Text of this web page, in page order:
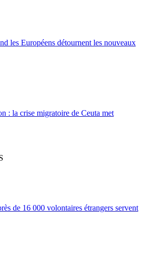
les Européens détournent les nouveaux
: la crise migratoire de Ceuta met
de 16 000 volontaires étrangers servent